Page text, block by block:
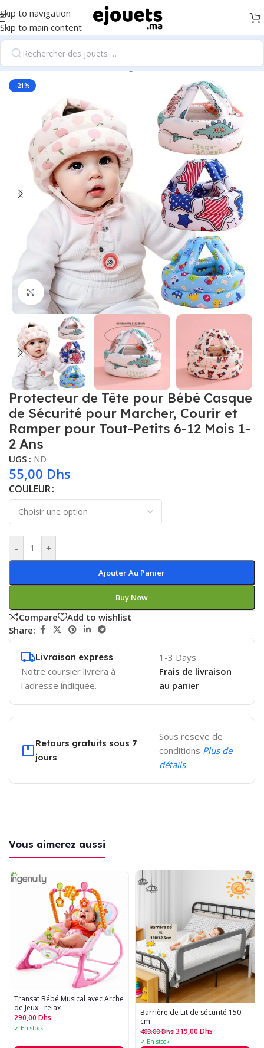
Skip to navigation
Skip to main content
Accueil/Jouets d'éveil et 1er âge
-21%
Click to enlarge
Protecteur de Tête pour Bébé Casque
de Sécurité pour Marcher, Courir et
Ramper pour Tout-Petits 6-12 Mois 1-
2 Ans
UGS : ND
55,00 Dhs
COULEUR
- +
Ajouter Au Panier
Buy Now
Compare
Add to wishlist
Share:
Livraison express
Notre coursier livrera à
l'adresse indiquée.
1-3 Days
Frais de livraison
au panier
Retours gratuits sous 7
jours
Sous reseve de
conditions Plus de
détails
Vous aimerez aussi
Transat Bébé Musical avec Arche
de Jeux - relax
290,00 Dhs
✓ En stock
Barrière de Lit de sécurité 150
cm
409,00Dhs 319,00 Dhs
✓ En stock